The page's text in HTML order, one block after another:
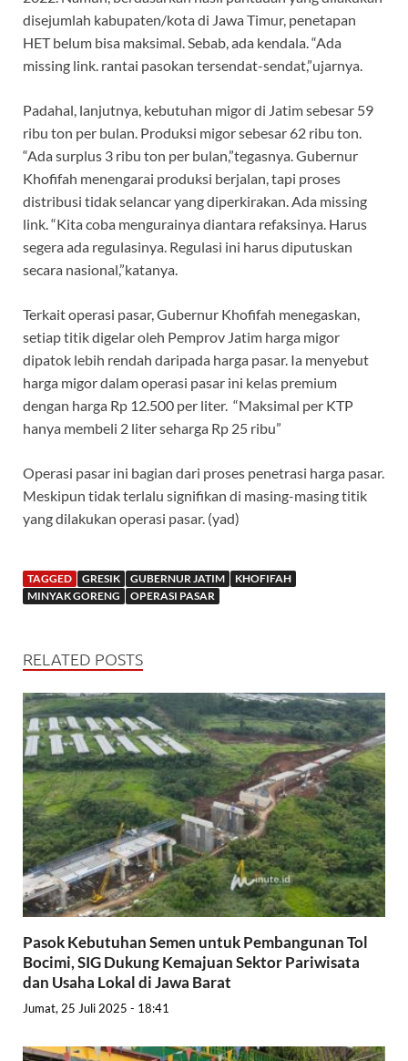
disejumlah kabupaten/kota di Jawa Timur, penetapan
HET belum bisa maksimal. Sebab, ada kendala. “Ada
missing link. rantai pasokan tersendat-sendat,”ujarnya.
Padahal, lanjutnya, kebutuhan migor di Jatim sebesar 59
ribu ton per bulan. Produksi migor sebesar 62 ribu ton.
“Ada surplus 3 ribu ton per bulan,”tegasnya. Gubernur
Khofifah menengarai produksi berjalan, tapi proses
distribusi tidak selancar yang diperkirakan. Ada missing
link. “Kita coba mengurainya diantara refaksinya. Harus
segera ada regulasinya. Regulasi ini harus diputuskan
secara nasional,”katanya.
Terkait operasi pasar, Gubernur Khofifah menegaskan,
setiap titik digelar oleh Pemprov Jatim harga migor
dipatok lebih rendah daripada harga pasar. Ia menyebut
harga migor dalam operasi pasar ini kelas premium
dengan harga Rp 12.500 per liter. “Maksimal per KTP
hanya membeli 2 liter seharga Rp 25 ribu”
Operasi pasar ini bagian dari proses penetrasi harga pasar.
Meskipun tidak terlalu signifikan di masing-masing titik
yang dilakukan operasi pasar. (yad)
TAGGED GRESIK GUBERNUR JATIM
KHOFIFAH
MINYAK GORENG
OPERASI PASAR
RELATED POSTS
Pasok Kebutuhan Semen untuk Pembangunan Tol
Bocimi, SIG Dukung Kemajuan Sektor Pariwisata
dan Usaha Lokal di Jawa Barat
Jumat, 25 Juli 2025 - 18:41